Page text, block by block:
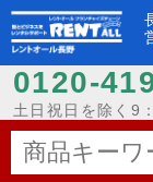
0120-
土日祝日を除く9